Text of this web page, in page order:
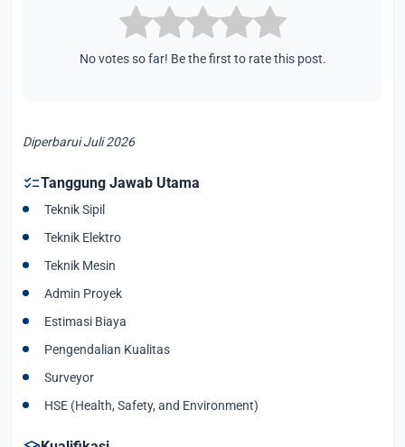
No votes so far! Be the first to rate this post.
Diperbarui Juli 2026
checklistTanggung Jawab Utama
Teknik Sipil
Teknik Elektro
Teknik Mesin
Admin Proyek
Estimasi Biaya
Pengendalian Kualitas
Surveyor
HSE (Health, Safety, and Environment)